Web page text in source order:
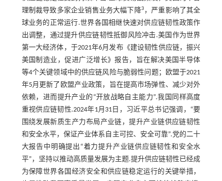
理制裁导致多家企业销售业务大幅下降3 ，严重影响了其全
球业务的正常运行.世界各国相继快速对供应链韧性政策作
出调整，通过提升供应链韧性抵御风险冲击.美国作为世界
第一大经济体，于2021年6月发布《建设韧性供应链，振兴
美国制造业，促进广泛增长》报告，旨在解决美国半导体
等4个关键领域中的供应链风险与脆弱性问题；欧盟于2021
年5月更新了欧盟产业政策，旨在提高市场弹性、减少对外
依赖，进而提升产业的“开放战略自主能力”.我国同样高度
重视供应链韧性.2024年1月31日，习近平总书记强调，“要
围绕发展新质生产力布局产业链，提升产业链供应链韧性
和安全水平，保证产业体系自主可控、安全可靠”.党的二十
大报告中明确提出“着力提升产业链供应链韧性和安全水
平”，坚持以推动高质量发展为主题.提升供应链韧性已经成
为保障世界各国经济安全和供应链稳定运行的关键举措，